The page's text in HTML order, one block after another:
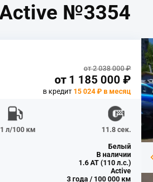
Active №3354
от 2 038 000 ₽
от 1 185 000 ₽
в кредит 15 024 ₽ в месяц
л/100 км 11.8 сек.
Белый
В наличии
1.6 AT (110 л.с.)
Active
3 года / 100 000 км